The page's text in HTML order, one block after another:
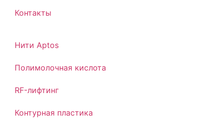
Контакты
Нити Aptos
Полимолочная кислота
RF-лифтинг
Контурная пластика